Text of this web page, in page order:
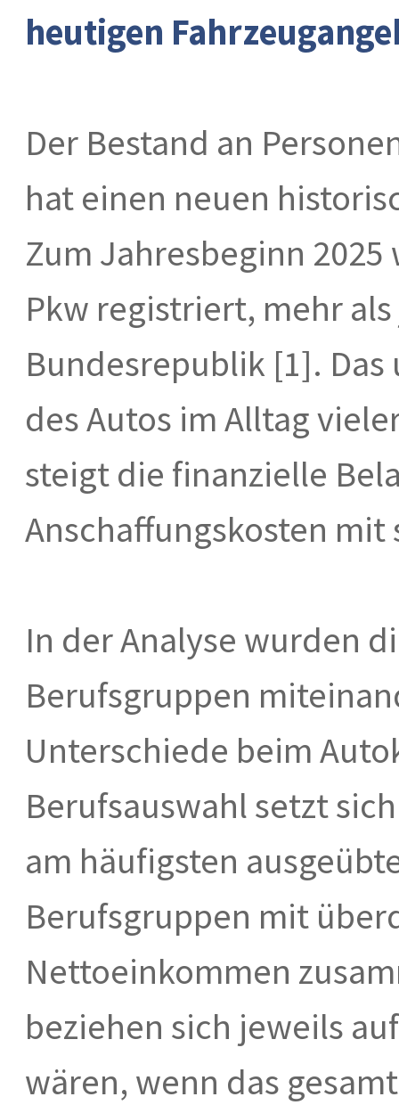
heutigen
Der Bestand an
hat einen neuen
Zum Jahresbeginn
Pkw registriert, mehr
Bundesrepublik [1].
des Autos im Alltag
steigt die finanzielle
Anschaffungskosten mit
In der Analyse wurden
Berufsgruppen
Unterschiede beim
Berufsauswahl setzt
am häufigsten
Berufsgruppen mit
Nettoeinkommen
beziehen sich jeweils
wären, wenn das